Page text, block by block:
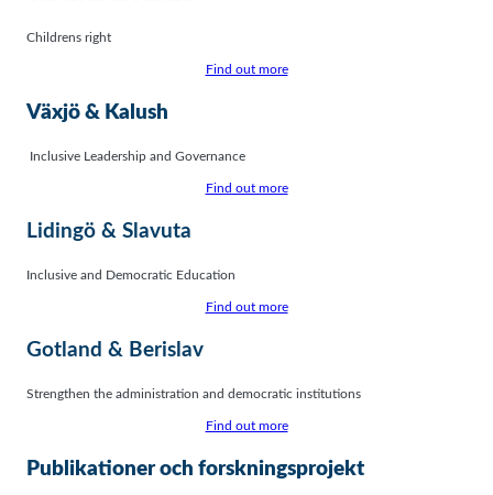
Childrens right
Find out more
Växjö & Kalush
Inclusive Leadership and Governance
Find out more
Lidingö & Slavuta
Inclusive and Democratic Education
Find out more
Gotland & Berislav
Strengthen the administration and democratic institutions
Find out more
Publikationer och forskningsprojekt